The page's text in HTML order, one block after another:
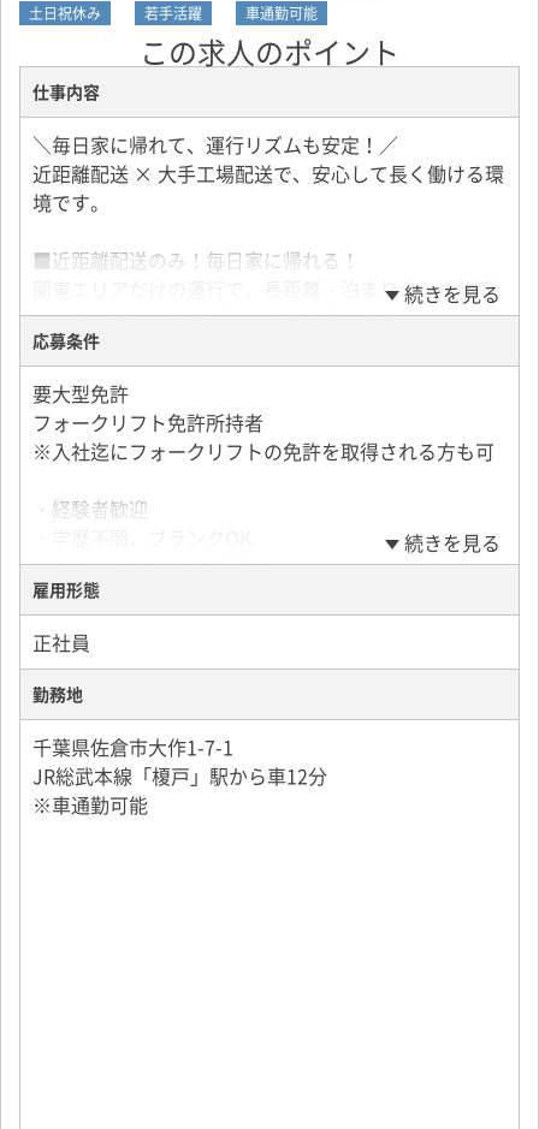
土日祝休み
若手活躍 車通勤可能
この求人のポイント
仕事内容
＼毎日家に帰れて、運行リズムも安定！／
近距離配送 × 大手工場配送で、安心して長く働ける環
境です。
■近距離配送のみ！毎日家に帰れる！
関東エリアだけの運行で、長距離・泊まりナシ。仕事
と私生活のバランスが取りやすい環境です。
■大手メーカーとの取引で仕事量安定！
安定して長く働ける環境。業績も安定しているので将
来も安心。
・配送エリア：関東エリアのみ
・1日の流れ：納品→工場積み→納品→工場積み（平均
3運行）
・1日の件数：3件～6件での荷卸し
・走行距離：平均250?
・トラックは専用車をご用意。喫煙可。
【荷物について】
手積み手降ろしの場合の重さ：5?～15?
積み降ろし方法：基本はパレットでの積み降ろし
※一部、他パレットへ積み替えも行います。
続きを見る
応募条件
要大型免許
フォークリフト免許所持者
※入社迄にフォークリフトの免許を取得される方も可
・経験者歓迎
・30代、40代、50代活躍中
続きを見る
雇用形態
正社員
勤務地
千葉県佐倉市大作1-7-1
JR総武本線「榎戸」駅から車12分
※車通勤可能